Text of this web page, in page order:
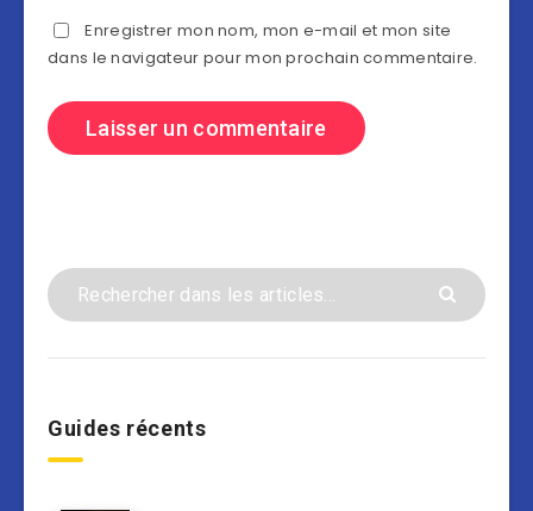
Enregistrer mon nom, mon e-mail et mon site
dans le navigateur pour mon prochain commentaire.
Guides récents